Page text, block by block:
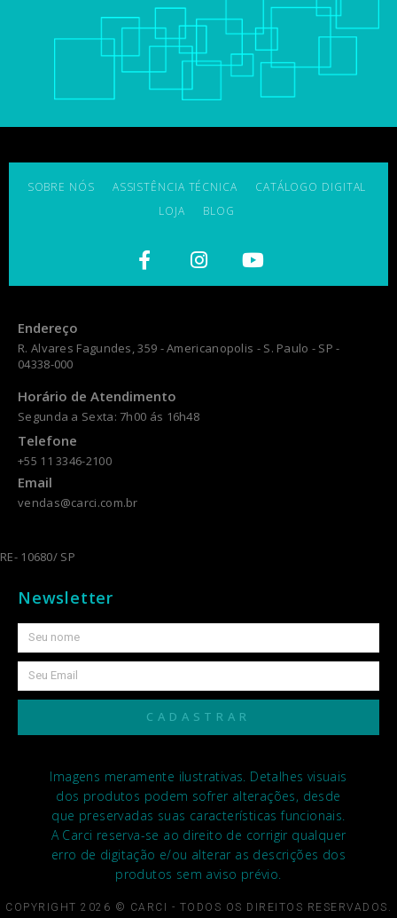
SOBRE NÓS ASSISTÊNCIA TÉCNICA
CATÁLOGO DIGITAL
LOJA
BLOG
Endereço
R. Alvares Fagundes, 359 - Americanopolis - S. Paulo - SP -
04338-000
Horário de Atendimento
Segunda a Sexta: 7h00 ás 16h48
Telefone
+55 11 3346-2100
Email
vendas@carci.com.br
RE- 10680/ SP
Newsletter
CADASTRAR
Imagens meramente ilustrativas. Detalhes visuais
dos produtos podem sofrer alterações, desde
que preservadas suas características funcionais.
A Carci reserva-se ao direito de corrigir qualquer
erro de digitação e/ou alterar as descrições dos
produtos sem aviso prévio.
COPYRIGHT 2026 © CARCI - TODOS OS DIREITOS RESERVADOS.